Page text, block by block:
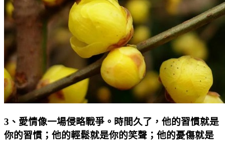
3 、愛情像一場侵略戰爭。時間久了，他的習慣就是
你的習慣；他的輕鬆就是你的笑聲；他的憂傷就是